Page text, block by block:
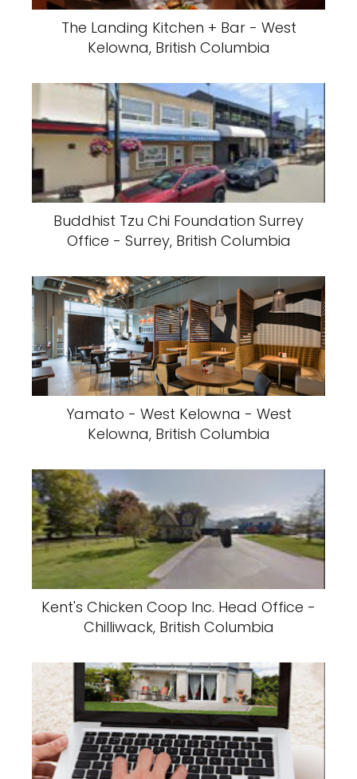
The Landing Kitchen + Bar - West
Kelowna, British Columbia
Buddhist Tzu Chi Foundation Surrey
Office - Surrey, British Columbia
Yamato - West Kelowna - West
Kelowna, British Columbia
Kent's Chicken Coop Inc. Head Office -
Chilliwack, British Columbia